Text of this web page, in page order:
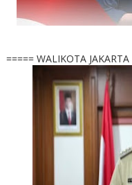
===== WALIKOTA